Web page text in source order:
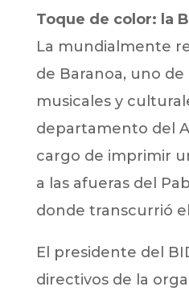
Toque de color: la
La mundialmente
de Baranoa, uno
musicales y
departamento del
cargo de imprimir
a las afueras del
donde transcurrió
El presidente del
directivos de la